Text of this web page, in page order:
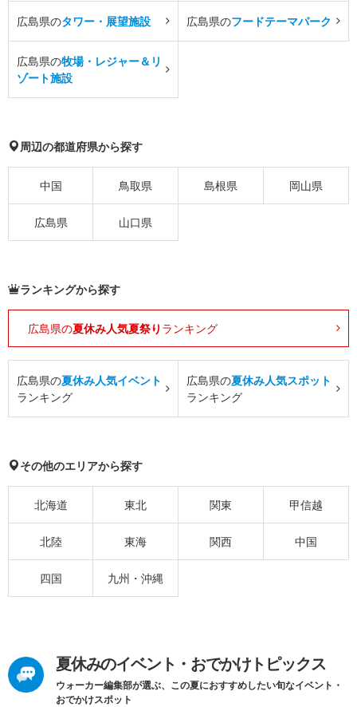
広島県のタワー・展望施設 広島県のフードテーマパーク
広島県の牧場・レジャー＆リ
ゾート施設
周辺の都道府県から探す
中国 鳥取県 島根県 岡山県
広島県 山口県
ランキングから探す
広島県の夏休み人気夏祭り ランキング
広島県の夏休み人気イベント
ランキング
広島県の夏休み人気スポット
ランキング
その他のエリアから探す
北海道 東北 関東 甲信越
北陸 東海 関西 中国
四国 九州・沖縄
夏休みのイベント・おでかけトピックス
ウォーカー編集部が選ぶ、この夏におすすめしたい旬なイベント・
おでかけスポット